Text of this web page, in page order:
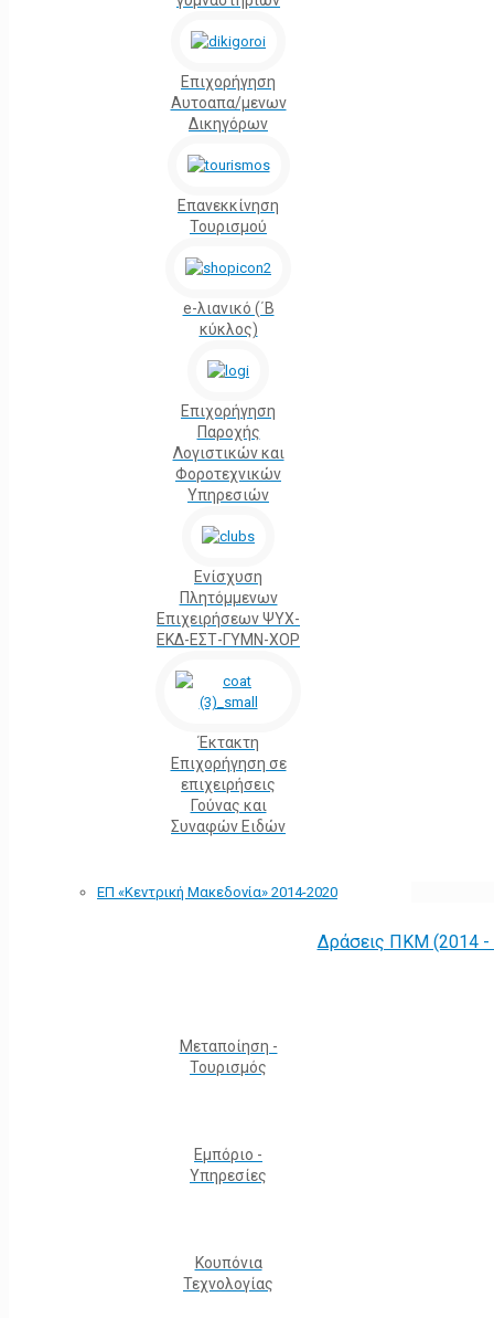
Επιχορήγηση
Αυτοαπα/μενων
Δικηγόρων
Επανεκκίνηση
Τουρισμού
e-λιανικό (΄Β
κύκλος)
Επιχορήγηση
Παροχής
Λογιστικών και
Φοροτεχνικών
Υπηρεσιών
Ενίσχυση
Πλητόμμενων
Επιχειρήσεων ΨΥΧ-
ΕΚΔ-ΕΣΤ-ΓΥΜΝ-ΧΟΡ
Έκτακτη
Επιχορήγηση σε
επιχειρήσεις
Γούνας και
Συναφών Ειδών
ΕΠ «Kεντρική Μακεδονία» 2014-2020
Δράσεις ΠΚΜ (2014 -
Μεταποίηση -
Τουρισμός
Εμπόριο -
Υπηρεσίες
Κουπόνια
Τεχνολογίας